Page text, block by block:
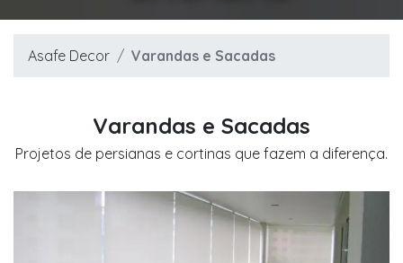
Asafe Decor Varandas e Sacadas
Varandas e Sacadas
Projetos de persianas e cortinas que fazem a diferença.